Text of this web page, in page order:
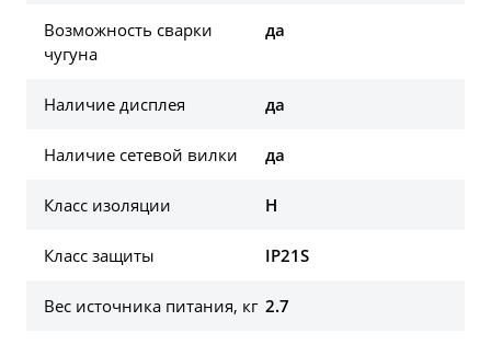
Возможность сварки
чугуна
да
Наличие дисплея да
Наличие сетевой вилки да
Класс изоляции H
Класс защиты IP21S
Вес источника питания, кг 2.7